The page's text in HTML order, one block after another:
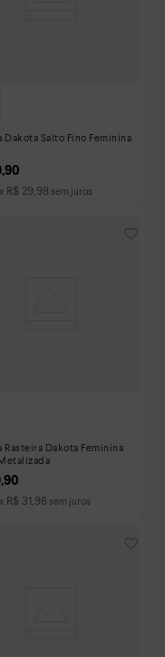
Dakota Salto Fino Feminina
,90
x R$ 29,98 sem juros
Rasteira Dakota Feminina
,90
x R$ 31,98 sem juros